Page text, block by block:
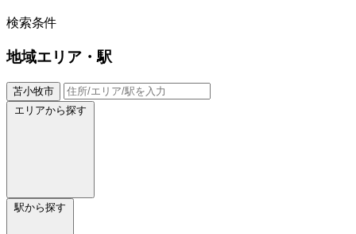
検索条件
地域エリア・駅
苫小牧市
エリアから探す
駅から探す